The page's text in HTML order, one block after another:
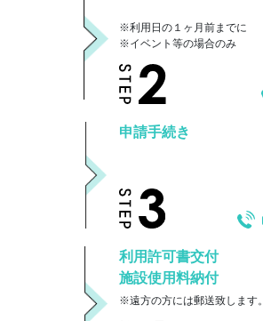
※利用日の１ヶ月前までに
※イベント等の場合のみ
申請手続き
利用許可書交付
施設使用料納付
※遠方の方には郵送致します。